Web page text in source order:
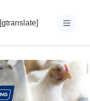
[gtranslate]